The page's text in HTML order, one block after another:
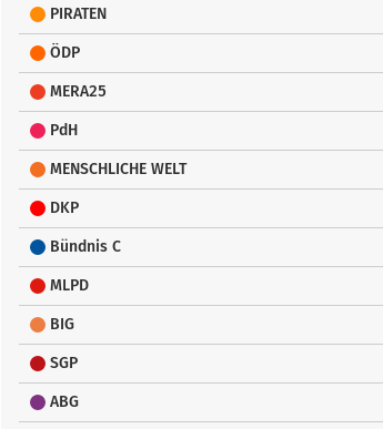
PIRATEN
ÖDP
MERA25
PdH
MENSCHLICHE WELT
DKP
Bündnis C
MLPD
BIG
SGP
ABG